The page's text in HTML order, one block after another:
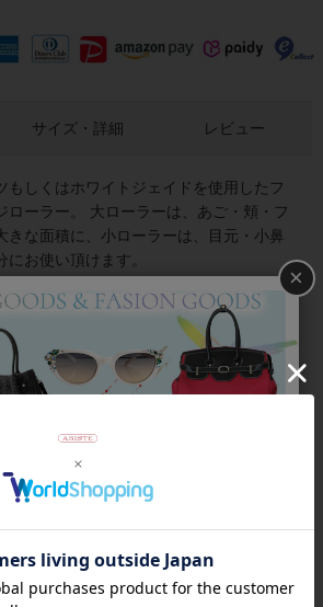
もしくはホワイトジェイドを使用したフ
ローラー。 大ローラーは、あご・頬・フ
きな面積に、小ローラーは、目元・小鼻
お使い頂けます。
サイズ・詳細 レビュー
×